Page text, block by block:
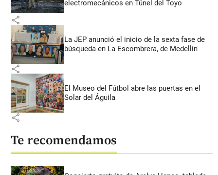
electromecánicos en Túnel del Toyo
share
La JEP anunció el inicio de la sexta fase de
búsqueda en La Escombrera, de Medellín
share
El Museo del Fútbol abre las puertas en el
Solar del Águila
share
Te recomendamos